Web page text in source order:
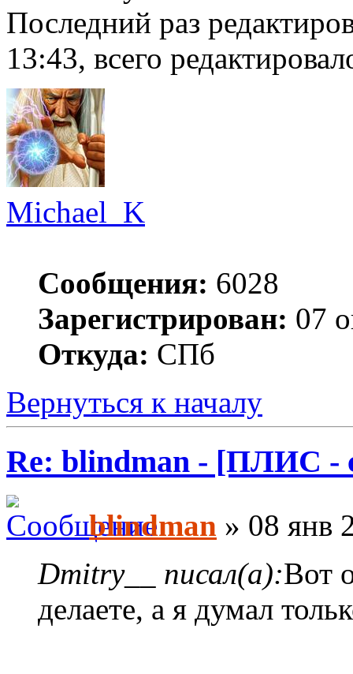
Последний раз
13:43, всего
Michael_K
Сообщения: 6028
Зарегистрирован: 07
Откуда: СПб
Вернуться к началу
Re: blindman - [ПЛИС -
blindman » 08 янв
Dmitry__ писал(а):Вот
делаете, а я думал